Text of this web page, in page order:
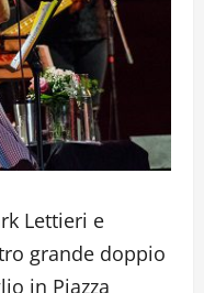
Lettieri e
grande doppio
in Piazza